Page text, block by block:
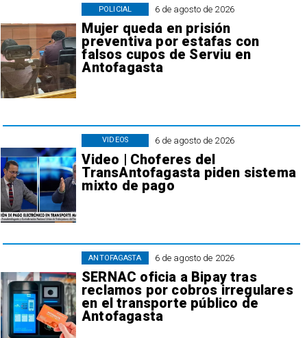
6 de agosto de 2026
Mujer queda en prisión
preventiva por estafas con
falsos cupos de Serviu en
Antofagasta
POLICIAL
6 de agosto de 2026
Video | Choferes del
TransAntofagasta piden sistema
mixto de pago
VIDEOS
6 de agosto de 2026
SERNAC oficia a Bipay tras
reclamos por cobros irregulares
en el transporte público de
Antofagasta
ANTOFAGASTA